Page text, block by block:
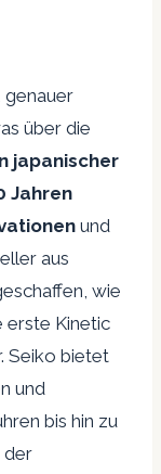
genauer
über die
japanischer
Jahren
und
aus
wie
erste Kinetic
Seiko bietet
und
bis hin zu
der